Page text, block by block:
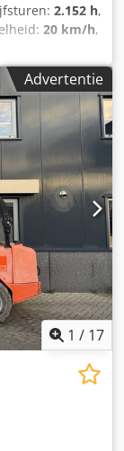
2.152 h,
20 km/h,
speciale
6-gaats, ET
een 37 kW-
voor en 1x
Aoa
Advertentie
1 / 17